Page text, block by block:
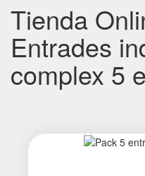
Tienda
Entrades
complex 5